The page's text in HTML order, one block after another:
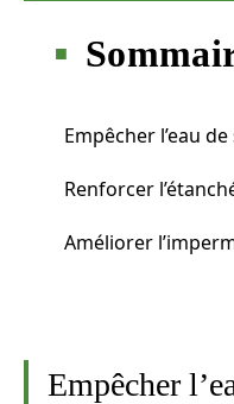
Empêcher l’eau
Renforcer
Améliorer
Empêcher